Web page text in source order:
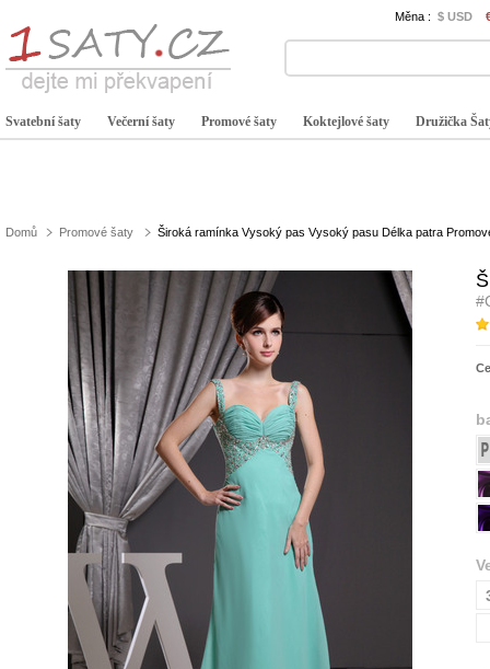
Měna : $ USD
Svatební šaty Večerní šaty Promové šaty Koktejlové šaty Družička
Domů Promové šaty Široká ramínka Vysoký pas Vysoký pasu Délka patra